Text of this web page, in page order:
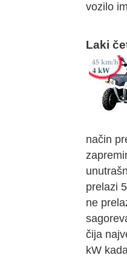
vozilo
Laki
način
prelazi
ne
čija
kW